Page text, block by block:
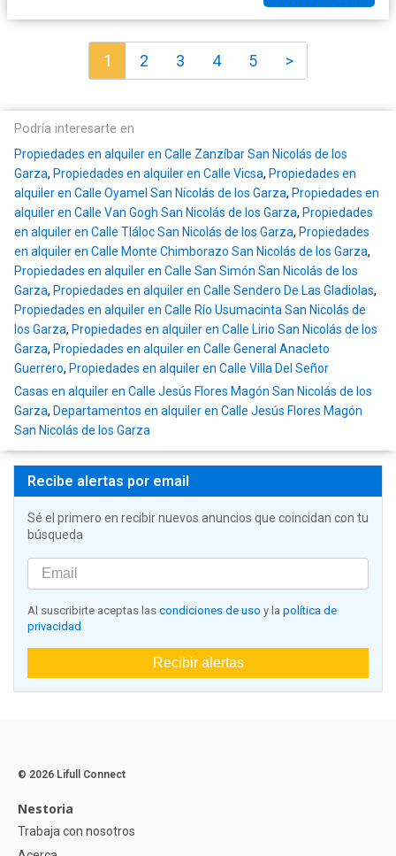
1 2 3 4 5 >
Podría interesarte en
Propiedades en alquiler en Calle Zanzíbar San Nicolás de los
Garza, Propiedades en alquiler en Calle Vicsa, Propiedades en
alquiler en Calle Oyamel San Nicolás de los Garza, Propiedades en
alquiler en Calle Van Gogh San Nicolás de los Garza, Propiedades
en alquiler en Calle Tláloc San Nicolás de los Garza, Propiedades
en alquiler en Calle Monte Chimborazo San Nicolás de los Garza,
Propiedades en alquiler en Calle San Simón San Nicolás de los
Garza, Propiedades en alquiler en Calle Sendero De Las Gladiolas,
Propiedades en alquiler en Calle Río Usumacinta San Nicolás de
los Garza, Propiedades en alquiler en Calle Lirio San Nicolás de los
Garza, Propiedades en alquiler en Calle General Anacleto
Guerrero, Propiedades en alquiler en Calle Villa Del Señor
Casas en alquiler en Calle Jesús Flores Magón San Nicolás de los
Garza, Departamentos en alquiler en Calle Jesús Flores Magón
San Nicolás de los Garza
Recibe alertas por email
Sé el primero en recibir nuevos anuncios que coincidan con tu
búsqueda
Al suscribirte aceptas las condiciones de uso y la política de
privacidad
Recibir alertas
© 2026 Lifull Connect
Nestoria
Trabaja con nosotros